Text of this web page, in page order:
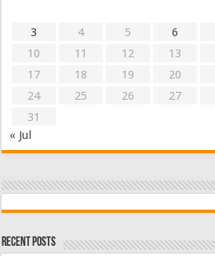
3
4 5 6
10
11 12 13
17
18 19 20
24
25 26 27
31
« Jul
Recent Posts